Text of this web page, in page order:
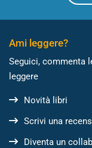
Ami leggere?
Seguici, commenta
leggere
Novità libri
Scrivi una
Diventa un